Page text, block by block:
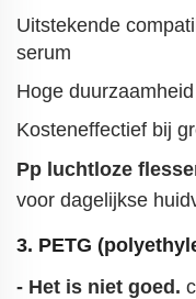
Uitstekende
serum
Hoge
Kosteneffectief bij
Pp luchtloze
voor dagelijkse
3. PETG
- Het is niet goed.